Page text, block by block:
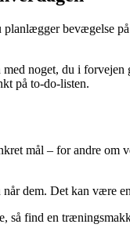
bevægelse
noget, du i
på to-do-listen.
mål – for andre
dem. Det kan være
så find en